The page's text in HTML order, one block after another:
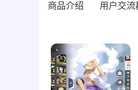
商品介绍 用户交流